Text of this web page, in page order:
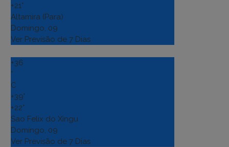
+21°
Altamira (Para)
Domingo, 09
Ver Previsão de 7 Dias
+36
°
C
+39°
+22°
Sao Felix do Xingu
Domingo, 09
Ver Previsão de 7 Dias